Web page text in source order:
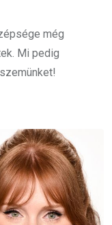
még
Mi pedig